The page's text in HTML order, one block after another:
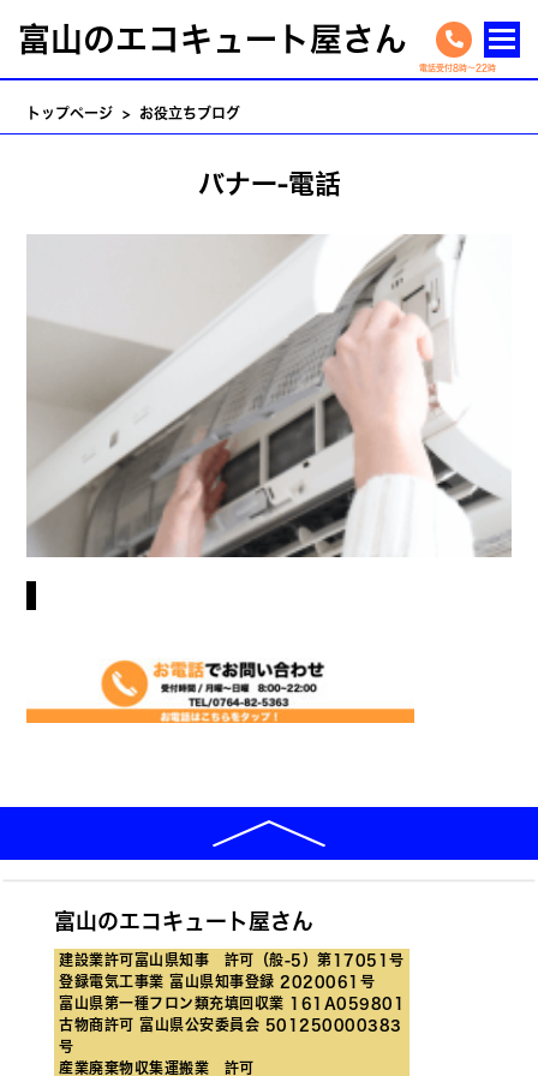
富山のエコキュート屋さん
トップページ > お役立ちブログ
バナー-電話
富山のエコキュート屋さん
建設業許可富山県知事 許可（般-5）第17051号
登録電気工事業 富山県知事登録 2020061号
富山県第一種フロン類充填回収業 161A059801
古物商許可 富山県公安委員会 501250000383
号
産業廃棄物収集運搬業 許可